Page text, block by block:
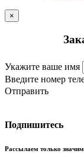
×
Укажите ваше имя
Введите номер
Отправить
Подпишитесь
Рассылаем только